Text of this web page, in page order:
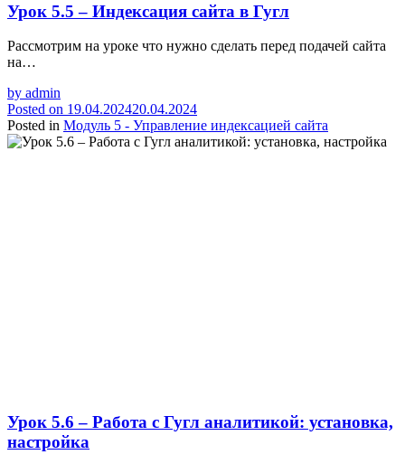
Урок 5.5 – Индексация сайта в Гугл
Рассмотрим на уроке что нужно сделать перед подачей сайта
на…
by admin
Posted on 19.04.202420.04.2024
Posted in Модуль 5 - Управление индексацией сайта
Урок 5.6 – Работа с Гугл аналитикой: установка,
настройка